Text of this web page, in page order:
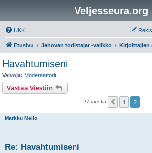
Veljesseura.org
UKK
Etusivu Jehovan todistajat -valikko Kirjoittajien
Havahtumiseni
Valvoja: Moderaattorit
Vastaa Viestiin
27 viestiä Edellinen
1 2
Markku Meilo
Re: Havahtumiseni